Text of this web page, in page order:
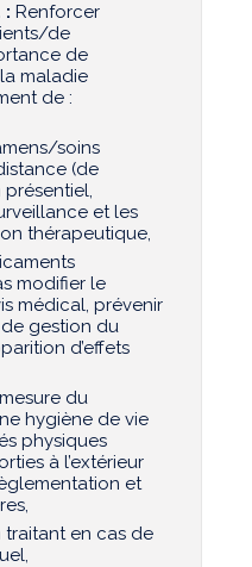
: Renforcer
de
de
maladie
de :
soins
(de
et les
thérapeutique,
modifier le
médical, prévenir
gestion du
d’effets
du
hygiène de vie
physiques
à l’extérieur
et
en cas de